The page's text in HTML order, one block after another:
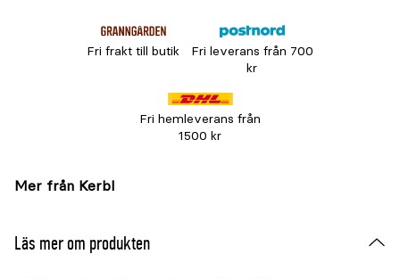
Fri frakt till butik
Fri leverans från 700
kr
Fri hemleverans från
1500 kr
Mer från Kerbl
Läs mer om produkten